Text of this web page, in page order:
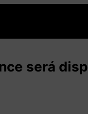
será